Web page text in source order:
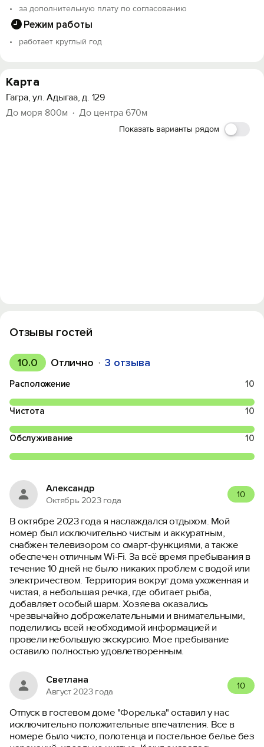
за дополнительную плату по согласованию
Режим работы
работает круглый год
Карта
Гагра, ул. Адыгаа, д. 129
До моря 800м
До центра 670м
Показать варианты рядом
Отзывы гостей
10.0 Отлично 3 отзыва
Расположение 10
Чистота 10
Обслуживание 10
Александр
Октябрь 2023 года
10
В октябре 2023 года я наслаждался отдыхом. Мой
номер был исключительно чистым и аккуратным,
снабжен телевизором со смарт-функциями, а также
обеспечен отличным Wi-Fi. За всё время пребывания в
течение 10 дней не было никаких проблем с водой или
электричеством. Территория вокруг дома ухоженная и
чистая, а небольшая речка, где обитает рыба,
добавляет особый шарм. Хозяева оказались
чрезвычайно доброжелательными и внимательными,
поделились всей необходимой информацией и
провели небольшую экскурсию. Мое пребывание
оставило полностью удовлетворенным.
Светлана
Август 2023 года
10
Отпуск в гостевом доме "Форелька" оставил у нас
исключительно положительные впечатления. Все в
номере было чисто, полотенца и постельное белье без